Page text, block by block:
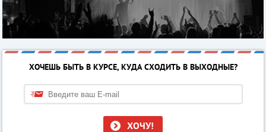
ХОЧЕШЬ БЫТЬ В КУРСЕ, КУДА СХОДИТЬ В ВЫХОДНЫЕ?
ХОЧУ!